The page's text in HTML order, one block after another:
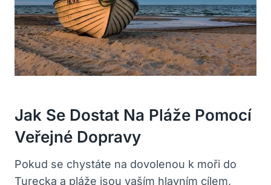
Jak‍ Se Dostat Na ⁢pláže Pomocí
Veřejné Dopravy
Pokud se chystáte‌ na ​dovolenou k moři do
‌Turecka a pláže jsou vaším hlavním cílem,